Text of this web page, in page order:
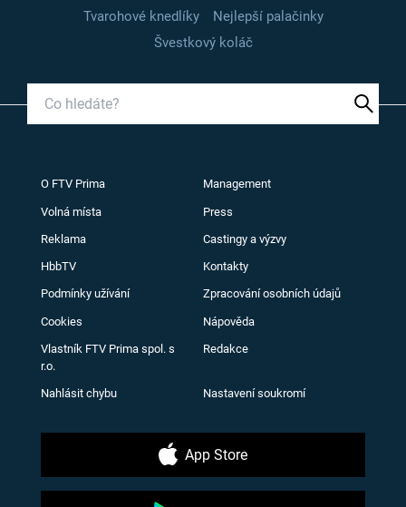
Tvarohové knedlíky
Nejlepší palačinky
Švestkový koláč
O FTV Prima Management
Volná místa Press
Reklama Castingy a výzvy
HbbTV Kontakty
Podmínky užívání Zpracování osobních údajů
Cookies Nápověda
Vlastník FTV Prima spol. s
r.o.
Redakce
Nahlásit chybu Nastavení soukromí
App Store